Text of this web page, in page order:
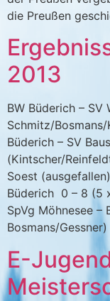
die Preußen
2013
BW Büderich –
Schmitz/
Büderich – SV
(Kintscher/
Soest
Büderich 0 – 8 (5
SpVg Möhnesee –
Bosmans/
E-